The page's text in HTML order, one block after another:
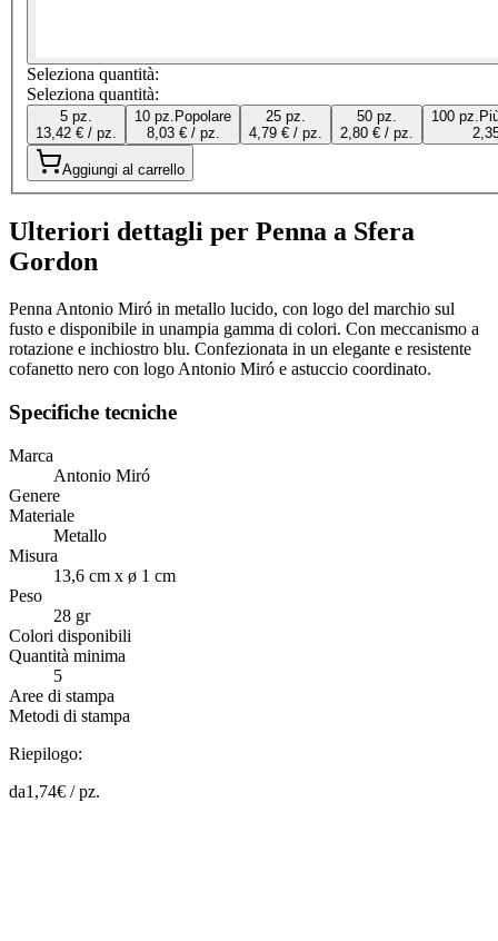
Seleziona quantità:
Seleziona quantità:
5 pz.
13,42 € / pz.
10 pz. Popolare
8,03 € / pz.
25 pz.
4,79 € / pz.
50 pz.
2,80 € / pz.
100 pz.
Aggiungi al carrello
Ulteriori dettagli per Penna a Sfera
Gordon
Penna Antonio Miró in metallo lucido, con logo del marchio sul
fusto e disponibile in unampia gamma di colori. Con meccanismo a
rotazione e inchiostro blu. Confezionata in un elegante e resistente
cofanetto nero con logo Antonio Miró e astuccio coordinato.
Specifiche tecniche
Marca
Antonio Miró
Genere
Materiale
Metallo
Misura
13,6 cm x ø 1 cm
Peso
28 gr
Colori disponibili
Quantità minima
5
Aree di stampa
Metodi di stampa
Riepilogo:
da1,74€ /pz.